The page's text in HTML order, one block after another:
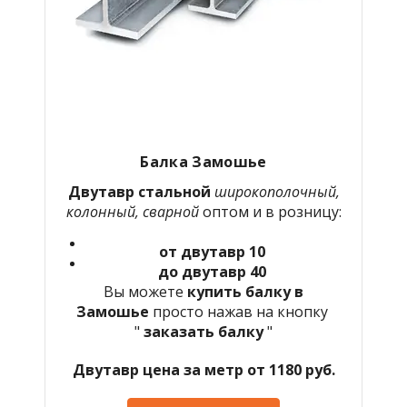
Балка Замошье
Двутавр стальной широкополочный,
колонный, сварнойоптом и в розницу:
от двутавр 10
до двутавр 40
Вы можете купить балку в
Замошье просто нажав на кнопку
" заказать балку"
Двутавр цена за метр от 1180 руб.